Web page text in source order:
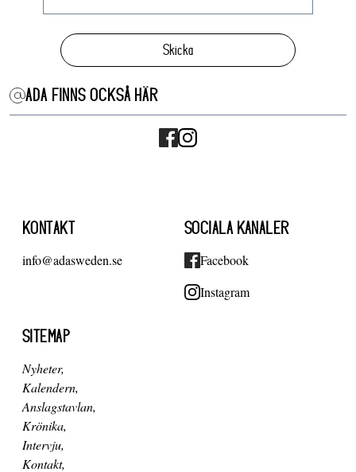
Skicka
ADA FINNS OCKSÅ HÄR
KONTAKT
info@adasweden.se
SOCIALA KANALER
Facebook
Instagram
SITEMAP
Nyheter
Kalendern
Anslagstavlan
Krönika
Intervju
Kontakt